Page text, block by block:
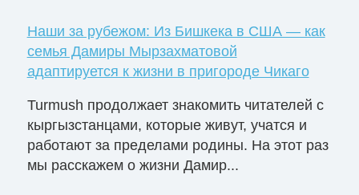
Наши за рубежом: Из Бишкека в США — как
семья Дамиры Мырзахматовой
адаптируется к жизни в пригороде Чикаго
Turmush продолжает знакомить читателей с
кыргызстанцами, которые живут, учатся и
работают за пределами родины. На этот раз
мы расскажем о жизни Дамир...